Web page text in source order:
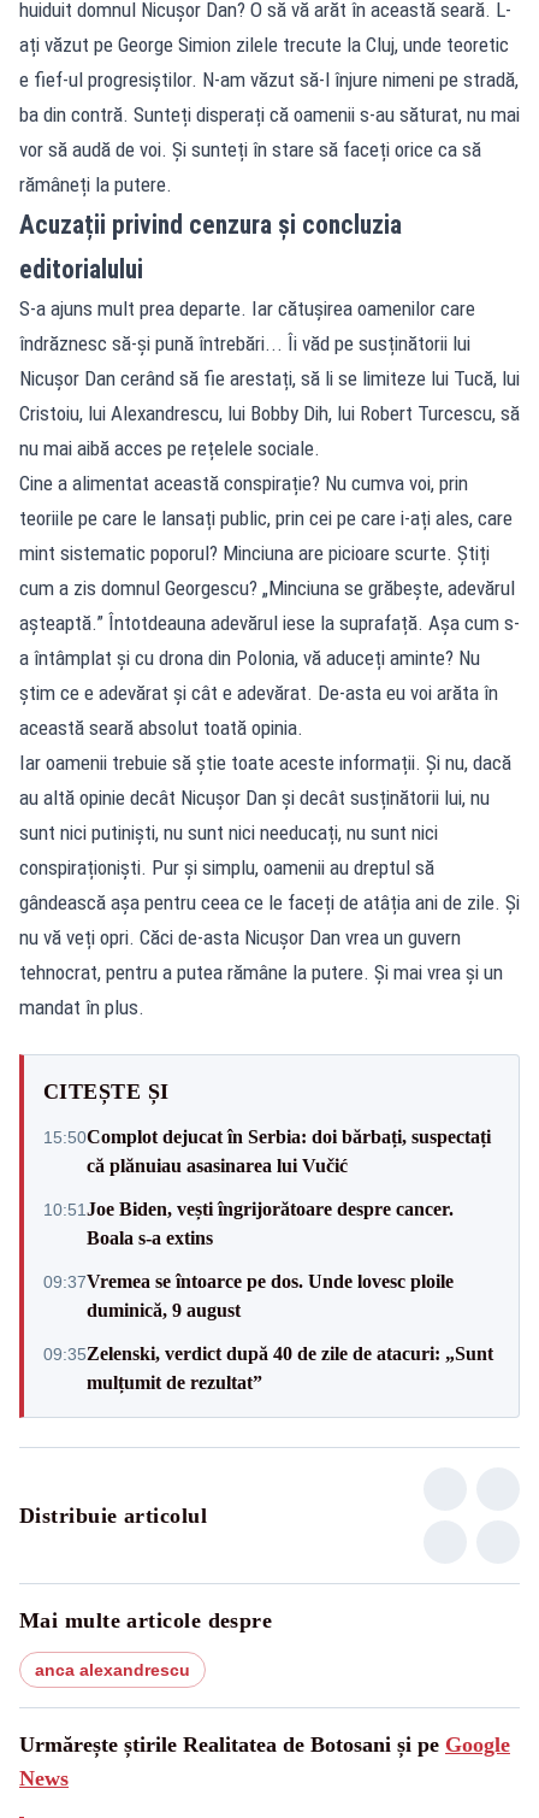
huiduit domnul Nicușor Dan? O să vă arăt în această seară. L-
ați văzut pe George Simion zilele trecute la Cluj, unde teoretic
e fief-ul progresiștilor. N-am văzut să-l înjure nimeni pe stradă,
ba din contră. Sunteți disperați că oamenii s-au săturat, nu mai
vor să audă de voi. Și sunteți în stare să faceți orice ca să
rămâneți la putere.
Acuzații privind cenzura și concluzia
editorialului
S-a ajuns mult prea departe. Iar cătușirea oamenilor care
îndrăznesc să-și pună întrebări... Îi văd pe susținătorii lui
Nicușor Dan cerând să fie arestați, să li se limiteze lui Tucă, lui
Cristoiu, lui Alexandrescu, lui Bobby Dih, lui Robert Turcescu, să
nu mai aibă acces pe rețelele sociale.
Cine a alimentat această conspirație? Nu cumva voi, prin
teoriile pe care le lansați public, prin cei pe care i-ați ales, care
mint sistematic poporul? Minciuna are picioare scurte. Știți
cum a zis domnul Georgescu? „Minciuna se grăbește, adevărul
așteaptă.” Întotdeauna adevărul iese la suprafață. Așa cum s-
a întâmplat și cu drona din Polonia, vă aduceți aminte? Nu
știm ce e adevărat și cât e adevărat. De-asta eu voi arăta în
această seară absolut toată opinia.
Iar oamenii trebuie să știe toate aceste informații. Și nu, dacă
au altă opinie decât Nicușor Dan și decât susținătorii lui, nu
sunt nici putiniști, nu sunt nici needucați, nu sunt nici
conspiraționiști. Pur și simplu, oamenii au dreptul să
gândească așa pentru ceea ce le faceți de atâția ani de zile. Și
nu vă veți opri. Căci de-asta Nicușor Dan vrea un guvern
tehnocrat, pentru a putea rămâne la putere. Și mai vrea și un
mandat în plus.
CITEȘTE ȘI
15:50Complot dejucat în Serbia: doi bărbați, suspectați
că plănuiau asasinarea lui Vučić
10:51Joe Biden, vești îngrijorătoare despre cancer.
Boala s-a extins
09:37Vremea se întoarce pe dos. Unde lovesc ploile
duminică, 9 august
09:35Zelenski, verdict după 40 de zile de atacuri: „Sunt
mulțumit de rezultat”
Distribuie articolul
Mai multe articole despre
anca alexandrescu
Urmărește știrile Realitatea de Botosani și pe Google
News